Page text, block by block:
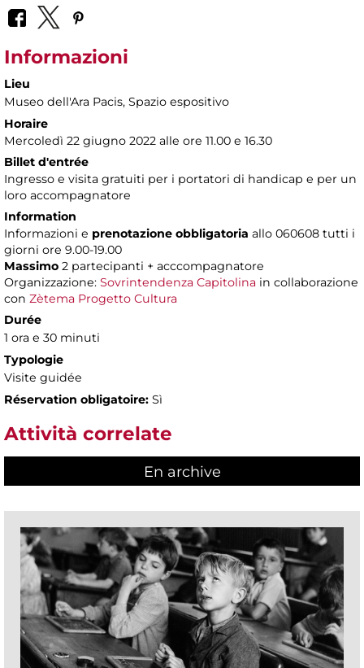
Informazioni
Lieu
Museo dell'Ara Pacis, Spazio espositivo
Horaire
Mercoledì 22 giugno 2022 alle ore 11.00 e 16.30
Billet d'entrée
Ingresso e visita gratuiti per i portatori di handicap e per un
loro accompagnatore
Information
Informazioni e prenotazione obbligatoria allo 060608 tutti i
giorni ore 9.00-19.00
Massimo 2 partecipanti + acccompagnatore
Organizzazione: Sovrintendenza Capitolina in collaborazione
con Zètema Progetto Cultura
Durée
1 ora e 30 minuti
Typologie
Visite guidée
Réservation obligatoire: Sì
Attività correlate
En archive